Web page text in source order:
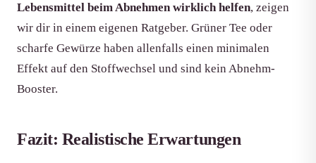
Lebensmittel beim Abnehmen wirklich helfen, zeigen
wir dir in einem eigenen Ratgeber. Grüner Tee oder
scharfe Gewürze haben allenfalls einen minimalen
Effekt auf den Stoffwechsel und sind kein Abnehm-
Booster.
Fazit: Realistische Erwartungen